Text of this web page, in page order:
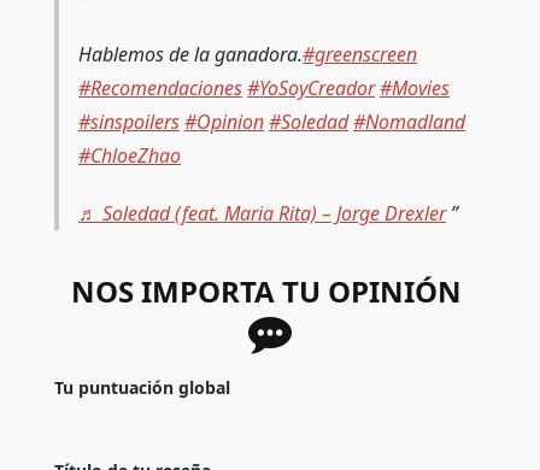
Hablemos de la ganadora.#greenscreen
#Recomendaciones#YoSoyCreador#Movies
#sinspoilers#Opinion#Soledad#Nomadland
#ChloeZhao
♬ Soledad (feat. Maria Rita) – Jorge Drexler
NOS IMPORTA TU OPINIÓN
Tu puntuación global